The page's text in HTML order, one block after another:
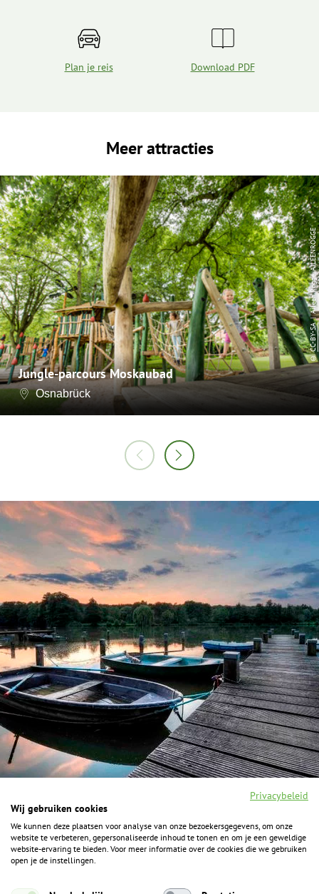
Plan je reis Download PDF
Meer attracties
Jungle-parcours Moskaubad
Osnabrück
©
CC-BY-SA
| Aileen Rogge, AILEENROGGE
F
a
c
I
n
s
Y
o
u
P
i
n
ALGEMENE INFORMATIE
Privacybeleid
Wij gebruiken cookies
We kunnen deze plaatsen voor analyse van onze bezoekersgegevens, om onze
website te verbeteren, gepersonaliseerde inhoud te tonen en om je een geweldige
website-ervaring te bieden. Voor meer informatie over de cookies die we gebruiken
open je de instellingen.